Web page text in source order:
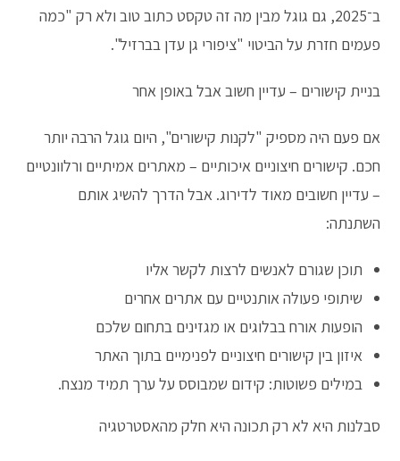
ב־2025, גם גוגל מבין מה זה טקסט כתוב טוב ולא רק "כמה
פעמים חזרת על הביטוי "ציפורי גן עדן בברזיל".
בניית קישורים – עדיין חשוב אבל באופן אחר
אם פעם היה מספיק "לקנות קישורים", היום גוגל הרבה יותר
חכם. קישורים חיצוניים איכותיים – מאתרים אמיתיים ורלוונטיים
– עדיין חשובים מאוד לדירוג. אבל הדרך להשיג אותם
השתנתה:
תוכן שגורם לאנשים לרצות לקשר אליו
שיתופי פעולה אותנטיים עם אתרים אחרים
הופעות אורח בבלוגים או מגזינים בתחום שלכם
איזון בין קישורים חיצוניים לפנימיים בתוך האתר
במילים פשוטות: קידום שמבוסס על ערך תמיד מנצח.
סבלנות היא לא רק תכונה היא חלק מהאסטרטגיה